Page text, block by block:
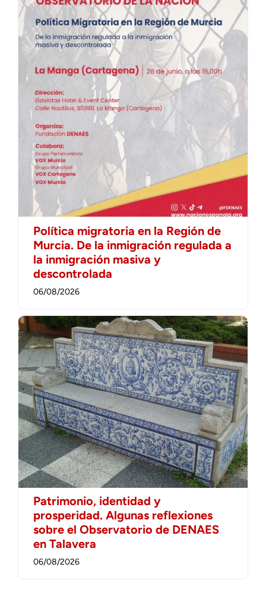
Política migratoria en la Región de
Murcia. De la inmigración regulada a
la inmigración masiva y
descontrolada
06/08/2026
Patrimonio, identidad y
prosperidad. Algunas reflexiones
sobre el Observatorio de DENAES
en Talavera
06/08/2026